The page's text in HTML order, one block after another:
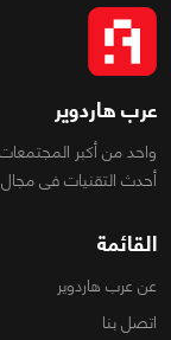
عرب هاردوير
واحد من أكبر
أحدث التقنيات فى مجال
القائمة
عن عرب هاردوير
اتصل بنا